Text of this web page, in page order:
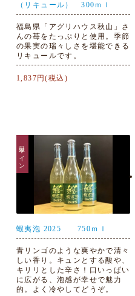
（リキュール） 300ｍｌ
福島県「アグリハウス秋山」さ
んの苺をたっぷりと使用。季節
の果実の瑞々しさを堪能できる
リキュールです。
1,837円(税込)
日本ワイン
蝦夷泡 2025 750ｍｌ
青リンゴのような爽やかで清々
しい香り。キュンとする酸や、
キリリとした辛さ！口いっぱい
に広がる、泡感が幸せで魅力
的。よく冷やしてどうぞ。